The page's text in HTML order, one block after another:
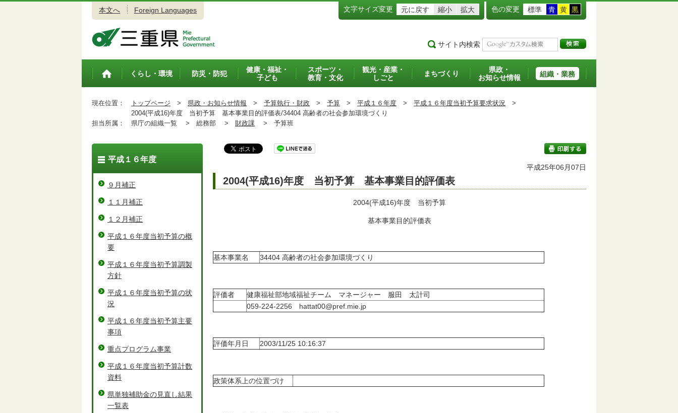
本文へ Foreign Languages 文字サイズ変更 元に戻す 縮小 拡大 色の変更 標準 青 黄 黒
サイト内検索
トップペ
くらし・環境 防災・防犯
健康・福祉・
子ども
スポーツ・
教育・文化
観光・産業・
しごと
まちづくり
県政・
お知らせ情報
組織・業務
現在位置： トップページ > 県政・お知らせ情報 > 予算執行・財政 > 予算 > 平成１６年度 > 平成１６年度当初予算要求状況 >
2004(平成16)年度 当初予算 基本事業目的評価表/34404 高齢者の社会参加環境づくり
担当所属：
県庁の組織一覧 > 総務部 > 財政課 > 予算班
印刷する
平成25年06月07日
2004(平成16)年度 当初予算 基本事業目的評価表
2004(平成16)年度 当初予算
基本事業目的評価表
基本事業名 34404 高齢者の社会参加環境づくり
評価者
健康福祉部地域福祉チーム マネージャー 服田 太計司
059-224-2256 hattat00@pref.mie.jp
評価年月日 2003/11/25 10:16:37
政策体系上の位置づけ
平成１６年度
９月補正
１１月補正
１２月補正
平成１６年度当初予算の概
要
平成１６年度当初予算調製
方針
平成１６年度当初予算の状
況
平成１６年度当初予算主要
事項
重点プログラム事業
平成１６年度当初予算計数
資料
県単独補助金の見直し結果
一覧表